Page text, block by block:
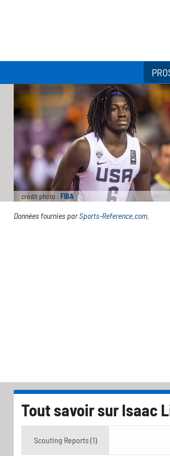
crédit photo : FIBA
Données fournies parSports-Reference.com
Tout savoir surIsaac
Scouting Reports (1)